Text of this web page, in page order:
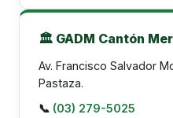
🏛️ GADM Cantón
Av. Francisco Salvador
Pastaza.
📞 (03) 279-5025